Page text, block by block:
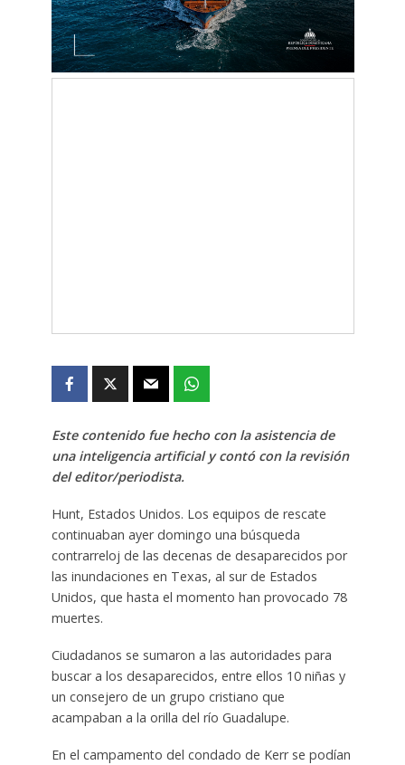
Este contenido fue hecho con la asistencia de
una inteligencia artificial y contó con la revisión
del editor/periodista.
Hunt, Estados Unidos. Los equipos de rescate
continuaban ayer domingo una búsqueda
contrarreloj de las decenas de desaparecidos por
las inundaciones en Texas, al sur de Estados
Unidos, que hasta el momento han provocado 78
muertes.
Ciudadanos se sumaron a las autoridades para
buscar a los desaparecidos, entre ellos 10 niñas y
un consejero de un grupo cristiano que
acampaban a la orilla del río Guadalupe.
En el campamento del condado de Kerr se podían